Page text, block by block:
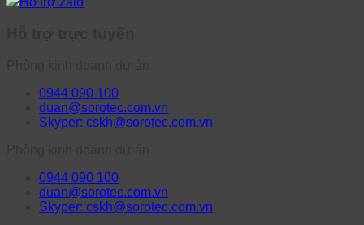
0944 090 100
duan@sorotec.com.vn
Skyper: cskh@sorotec.com.vn
0944 090 100
duan@sorotec.com.vn
Skyper: cskh@sorotec.com.vn